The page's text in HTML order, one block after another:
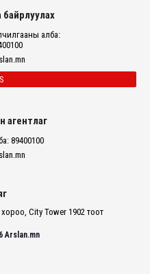
байрлуулах
алба:
агентлаг
89400100
City Tower 1902 тоот
Arslan.mn